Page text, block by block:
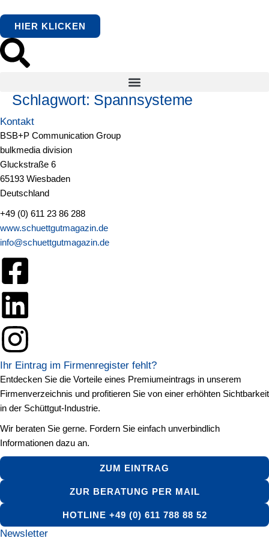
springen
HIER KLICKEN
Schlagwort: Spannsysteme
Kontakt
BSB+P Communication Group
bulkmedia division
Gluckstraße 6
65193 Wiesbaden
Deutschland
+49 (0) 611 23 86 288
www.schuettgutmagazin.de
info@schuettgutmagazin.de
Ihr Eintrag im Firmenregister fehlt?
Entdecken Sie die Vorteile eines Premiumeintrags in unserem
Firmenverzeichnis und profitieren Sie von einer erhöhten Sichtbarkeit
in der Schüttgut-Industrie.
Wir beraten Sie gerne. Fordern Sie einfach unverbindlich
Informationen dazu an.
ZUM EINTRAG
ZUR BERATUNG PER MAIL
HOTLINE +49 (0) 611 788 88 52
Newsletter